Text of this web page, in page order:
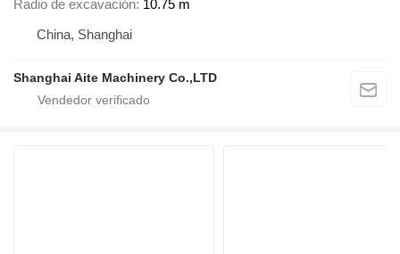
Radio de excavación 10.75 m
China, Shanghai
Shanghai Aite Machinery Co.,LTD